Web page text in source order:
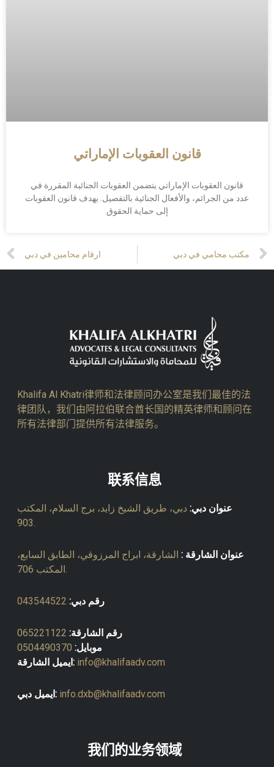
قانون العقوبات الإماراتي
قانون العقوبات الإماراتي يتضمن العقوبات الجنائية المقررة في
عدد من الجرائم، والأفعال الجنائية بالتفصيل. يهدف قانون العقوبات
إلى حماية الحقوق
Prev
ارقام محامين في دبي مكتب محامي في دبي
Khalifa Al Khatri律师和法律顾问办公室是我们最佳的法
律团队，我们由阿拉伯联合酋长国的精英律师和顾问在
所有法律部门提供所有法律服务。
联系信息
عنوان دبي: دبي، طريق الشيخ زايد، برج السلام، المكتب
عنوان الشارقة : الشارقة، ابراج المرزوقي، الطابق السابع،
رقم دبي: 043544522
رقم الشارقة: 065221122
موبايل: 0504490370
ايميل الشارقة: info@khalifaadv.com
ايميل دبي: info.dxb@khalifaadv.com
我们的业务领域